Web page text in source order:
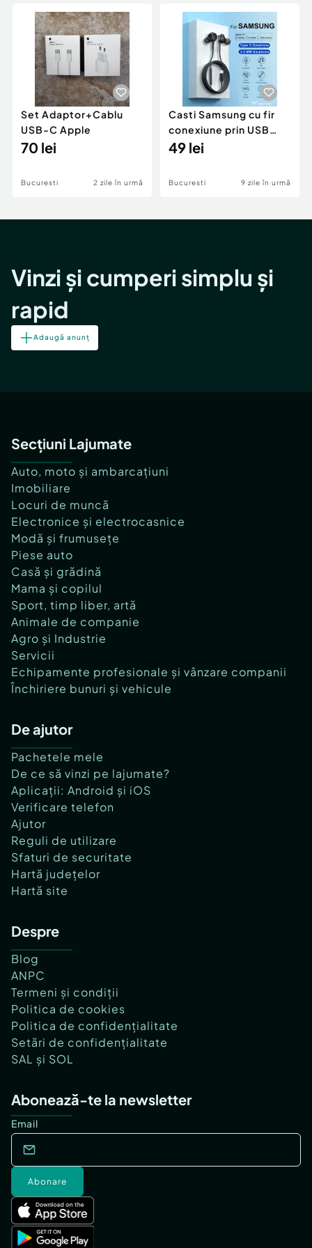
Servicii
Animale de companie
Afaceri și echipamente profesionale
Inchiriere Bunuri si Vehicule
Utilaje agricole si industriale
Piese auto si accesorii
Dacia Duster
Set Adaptor+Cablu
USB-C Apple
70 lei
Bucuresti 2 zile în urmă
Casti Samsung cu fir
conexiune prin USB
type C
49 lei
Bucuresti 9 zile în urmă
Vinzi și cumperi simplu și
rapid
Adaugă anunț
Secțiuni Lajumate
Auto, moto și ambarcațiuni
Imobiliare
Locuri de muncă
Electronice și electrocasnice
Modă și frumusețe
Piese auto
Casă și grădină
Mama și copilul
Sport, timp liber, artă
Animale de companie
Agro și Industrie
Servicii
Echipamente profesionale și vânzare companii
Închiriere bunuri și vehicule
De ajutor
Pachetele mele
De ce să vinzi pe lajumate?
Aplicații: Android și iOS
Verificare telefon
Ajutor
Reguli de utilizare
Sfaturi de securitate
Hartă județelor
Hartă site
Despre
Blog
ANPC
Termeni și condiții
Politica de cookies
Politica de confidențialitate
Setări de confidențialitate
SAL și SOL
Abonează-te la newsletter
Email
Abonare